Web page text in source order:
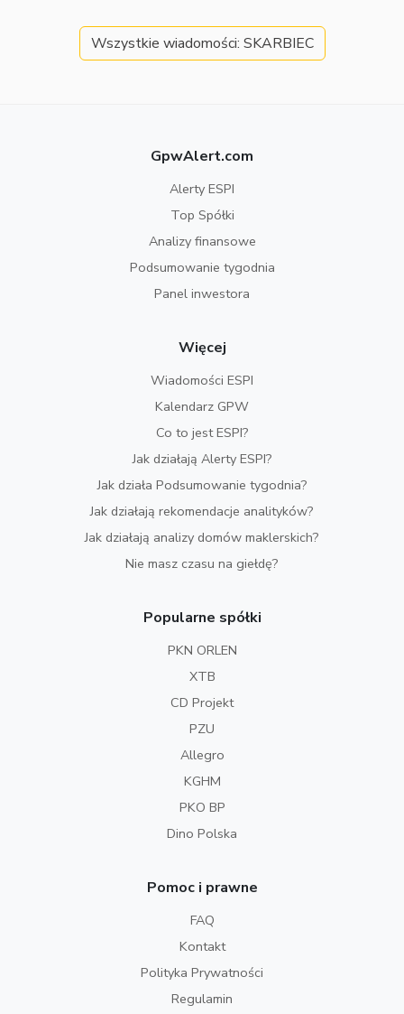
Wszystkie wiadomości: SKARBIEC
GpwAlert.com
Alerty ESPI
Top Spółki
Analizy finansowe
Podsumowanie tygodnia
Panel inwestora
Więcej
Wiadomości ESPI
Kalendarz GPW
Co to jest ESPI?
Jak działają Alerty ESPI?
Jak działa Podsumowanie tygodnia?
Jak działają rekomendacje analityków?
Jak działają analizy domów maklerskich?
Nie masz czasu na giełdę?
Popularne spółki
PKN ORLEN
XTB
CD Projekt
PZU
Allegro
KGHM
PKO BP
Dino Polska
Pomoc i prawne
FAQ
Kontakt
Polityka Prywatności
Regulamin